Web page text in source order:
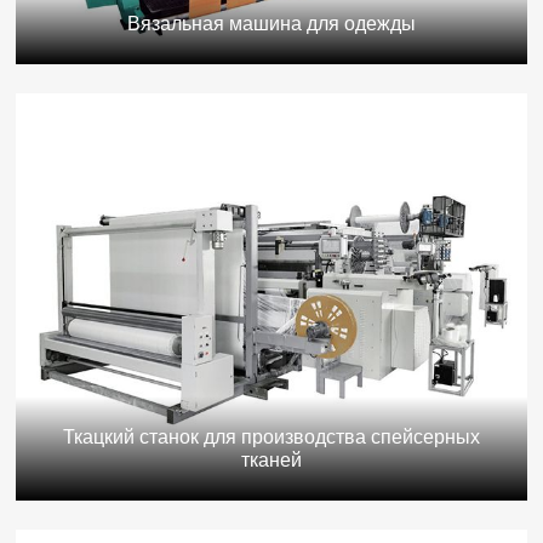
Вязальная машина для одежды
Ткацкий станок для производства спейсерных
тканей